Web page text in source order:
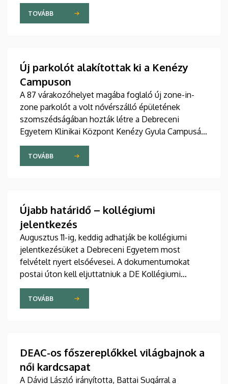
szakdolgozói igazgató adta át pénteken
ünnepélyes keretek között az Elnöki Hivatalban.
TOVÁBB
Új parkolót alakítottak ki a Kenézy
Campuson
A 87 várakozóhelyet magába foglaló új zone-in-
zone parkolót a volt nővérszálló épületének
szomszédságában hozták létre a Debreceni
Egyetem Klinikai Központ Kenézy Gyula Campusán.
Az új területet várhatóan augusztusban nyitják meg
a járművek előtt.
TOVÁBB
Újabb határidő – kollégiumi
jelentkezés
Augusztus 11-ig, keddig adhatják be kollégiumi
jelentkezésüket a Debreceni Egyetem most
felvételt nyert elsőévesei. A dokumentumokat
postai úton kell eljuttatniuk a DE Kollégiumi
Felvételi és Szociális Iroda címére. A kollégiumi
férőhelyekről a gólyák a Kollégiumi Felvételi és
Szociális Bizottság döntését követően, augusztus
TOVÁBB
DEAC-os főszereplőkkel világbajnok a
női kardcsapat
A Dávid László irányította, Battai Sugárral a